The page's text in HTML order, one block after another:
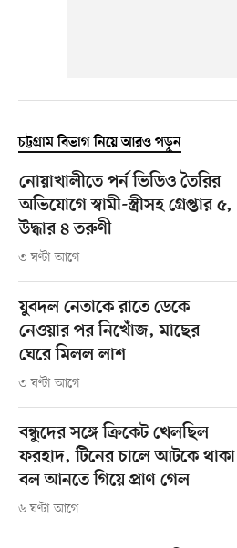
চট্টগ্রাম বিভাগ নিয়ে আরও পড়ুন
নোয়াখালীতে পর্ন ভিডিও তৈরির
অভিযোগে স্বামী-স্ত্রীসহ গ্রেপ্তার ৫,
উদ্ধার ৪ তরুণী
৩ ঘণ্টা আগে
যুবদল নেতাকে রাতে ডেকে
নেওয়ার পর নিখোঁজ, মাছের
ঘেরে মিলল লাশ
৩ ঘণ্টা আগে
বন্ধুদের সঙ্গে ক্রিকেট খেলছিল
ফরহাদ, টিনের চালে আটকে থাকা
বল আনতে গিয়ে প্রাণ গেল
৬ ঘণ্টা আগে